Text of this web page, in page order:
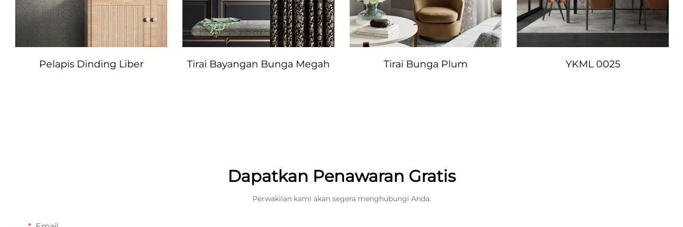
Pelapis Dinding Liber Tirai Bayangan Bunga Megah Tirai Bunga Plum YKML 0025
Dapatkan Penawaran Gratis
Perwakilan kami akan segera menghubungi Anda.